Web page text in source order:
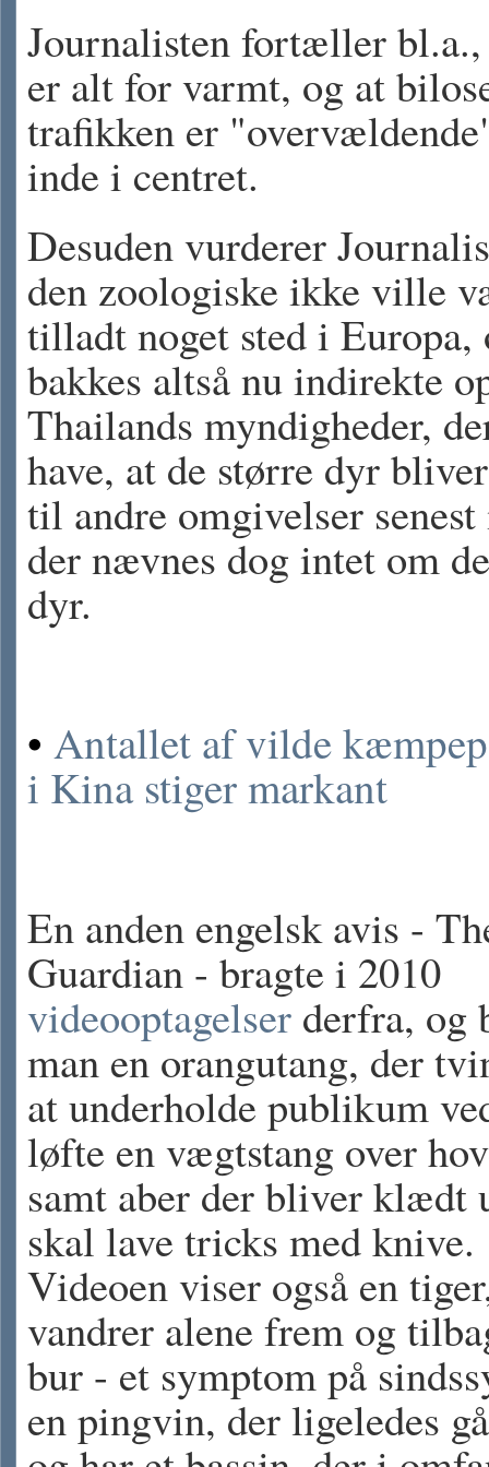
Journalisten fortæller
er alt for varmt, og at
trafikken er
inde i centret.
Desuden vurderer
den zoologiske ikke ville
tilladt noget sted i Europa,
bakkes altså nu indirekte
Thailands myndigheder,
have, at de større dyr
til andre omgivelser
der nævnes dog intet om
dyr.
• Antallet af vilde
i Kina stiger markant
En anden engelsk avis -
Guardian - bragte i 2010
videooptagelser derfra, og
man en orangutang, der
at underholde publikum
løfte en vægtstang over
samt aber der bliver klædt
skal lave tricks med knive.
Videoen viser også en
vandrer alene frem og
bur - et symptom på
en pingvin, der ligeledes